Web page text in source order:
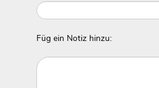
Füg ein Notiz hinzu: